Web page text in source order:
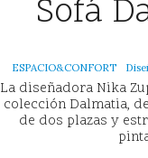
Sofá
ESPACIO&CONFORT
La diseñadora Nika
colección Dalmatia,
de dos plazas y